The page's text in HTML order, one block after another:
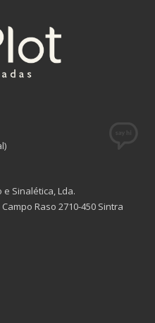
e Sinalética, Lda.
Raso 2710-450 Sintra